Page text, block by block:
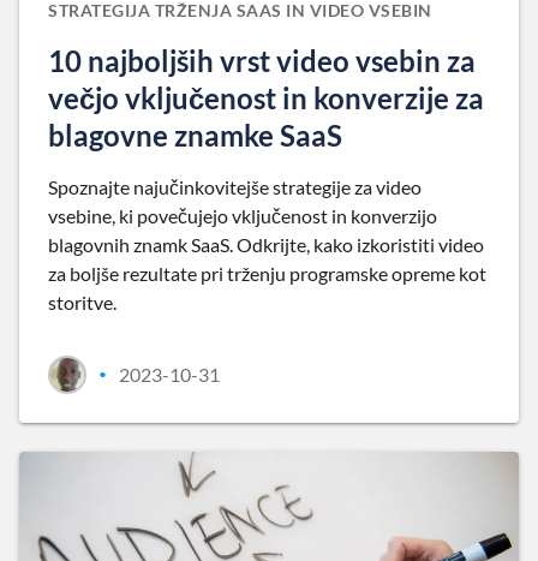
STRATEGIJA TRŽENJA SAAS IN VIDEO VSEBIN
10 najboljših vrst video vsebin za
večjo vključenost in konverzije za
blagovne znamke SaaS
Spoznajte najučinkovitejše strategije za video
vsebine, ki povečujejo vključenost in konverzijo
blagovnih znamk SaaS. Odkrijte, kako izkoristiti video
za boljše rezultate pri trženju programske opreme kot
storitve.
• 2023-10-31